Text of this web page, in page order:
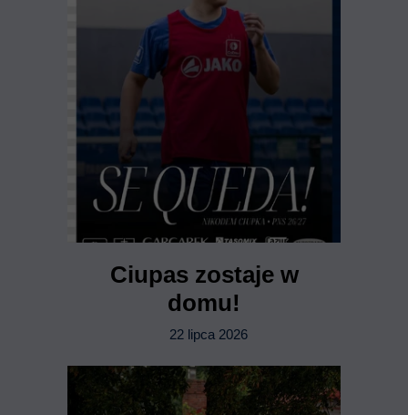
Ciupas zostaje w
domu!
22 lipca 2026